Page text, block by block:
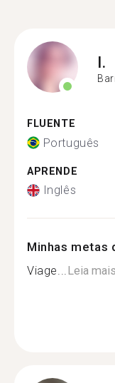
I.
FLUENTE
Português
APRENDE
Inglês
Minhas metas
Viage...Leia mais